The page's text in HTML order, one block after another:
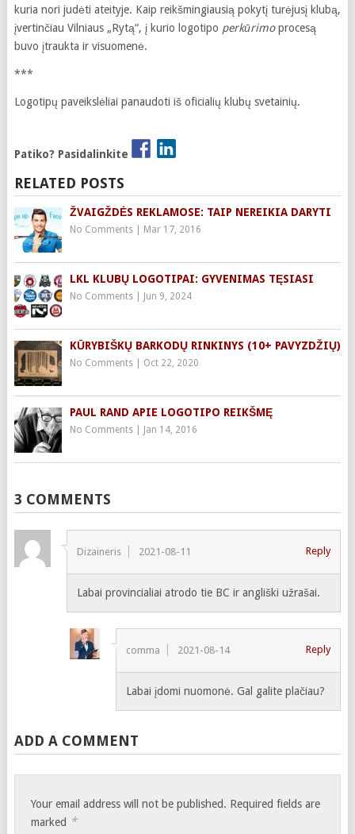
kuria nori judėti ateityje. Kaip reikšmingiausią pokytį turėjusį klubą,
įvertinčiau Vilniaus „Rytą“, į kurio logotipo perkūrimoprocesą
buvo įtraukta ir visuomenė.
***
Logotipų paveikslėliai panaudoti iš oficialių klubų svetainių.
Patiko? Pasidalinkite
RELATED POSTS
ŽVAIGŽDĖS REKLAMOSE: TAIP NEREIKIA DARYTI
No Comments| Mar 17, 2016
LKL KLUBŲ LOGOTIPAI: GYVENIMAS TĘSIASI
No Comments| Jun 9, 2024
KŪRYBIŠKŲ BARKODŲ RINKINYS (10+ PAVYZDŽIŲ)
No Comments| Oct 22, 2020
PAUL RAND APIE LOGOTIPO REIKŠMĘ
No Comments| Jan 14, 2016
3 COMMENTS
Dizaineris 2021-08-11 Reply
Labai provincialiai atrodo tie BC ir angliški užrašai.
comma 2021-08-14 Reply
Labai įdomi nuomonė. Gal galite plačiau?
ADD A COMMENT
Your email address will not be published. Required fields are
marked *